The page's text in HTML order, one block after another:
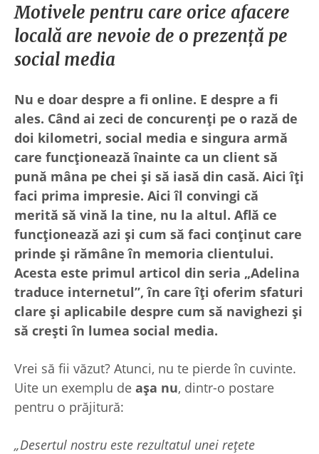
Motivele pentru care orice afacere
locală are nevoie de o prezență pe
social media
Nu e doar despre a fi online. E despre a fi
ales. Când ai zeci de concurenți pe o rază de
doi kilometri, social media e singura armă
care funcționează înainte ca un client să
pună mâna pe chei și să iasă din casă. Aici îți
faci prima impresie. Aici îl convingi că
merită să vină la tine, nu la altul. Află ce
funcționează azi și cum să faci conținut care
prinde și rămâne în memoria clientului.
Acesta este primul articol din seria „Adelina
traduce internetul”, în care îți oferim sfaturi
clare și aplicabile despre cum să navighezi și
să crești în lumea social media.
Vrei să fii văzut? Atunci, nu te pierde în cuvinte.
Uite un exemplu de așa nu, dintr-o postare
pentru o prăjitură:
„Desertul nostru este rezultatul unei rețete